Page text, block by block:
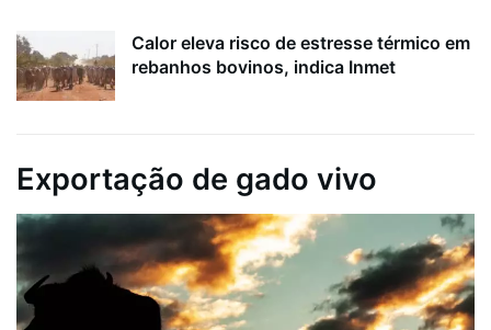
Calor eleva risco de estresse térmico em
rebanhos bovinos, indica Inmet
Exportação de gado vivo